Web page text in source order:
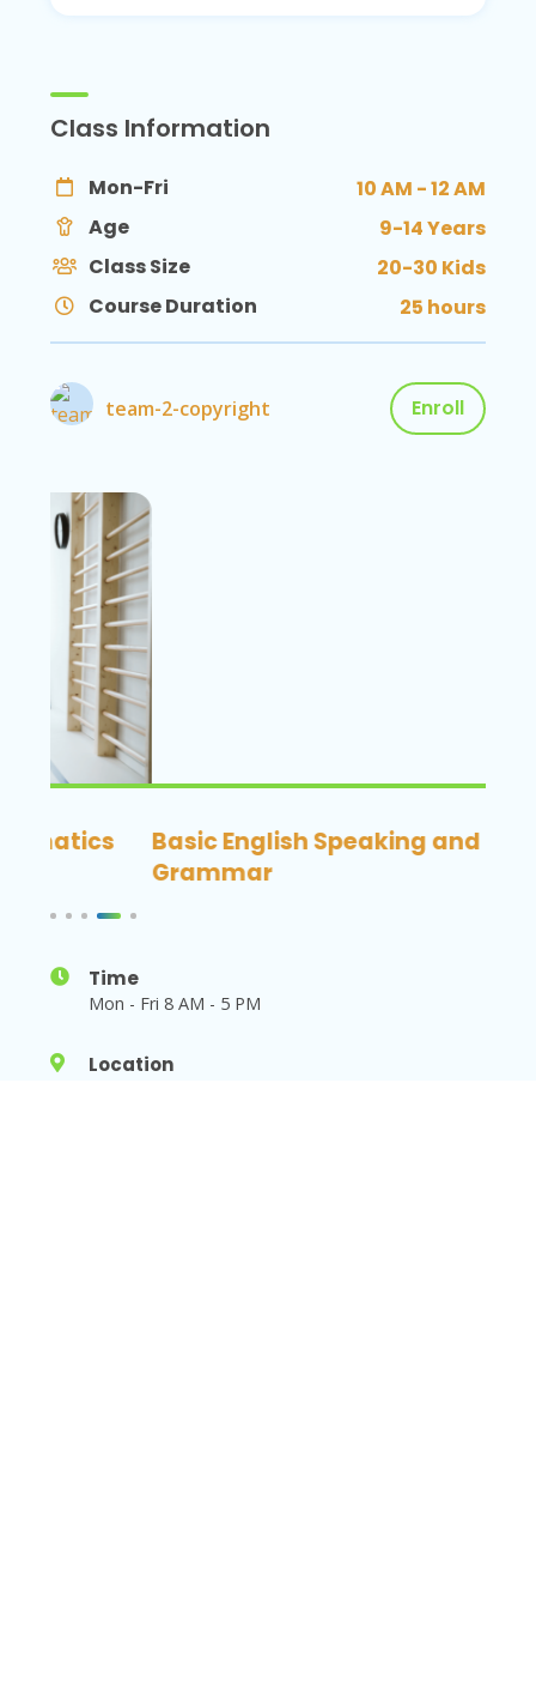
Class Information
Mon-Fri
10 AM - 12 AM
Age
9-14 Years
Class Size
20-30 Kids
Course Duration
25 hours
team-2-copyright Enroll
Basic English Speaking and
Grammar
Time
Mon - Fri 8 AM - 5 PM
Location